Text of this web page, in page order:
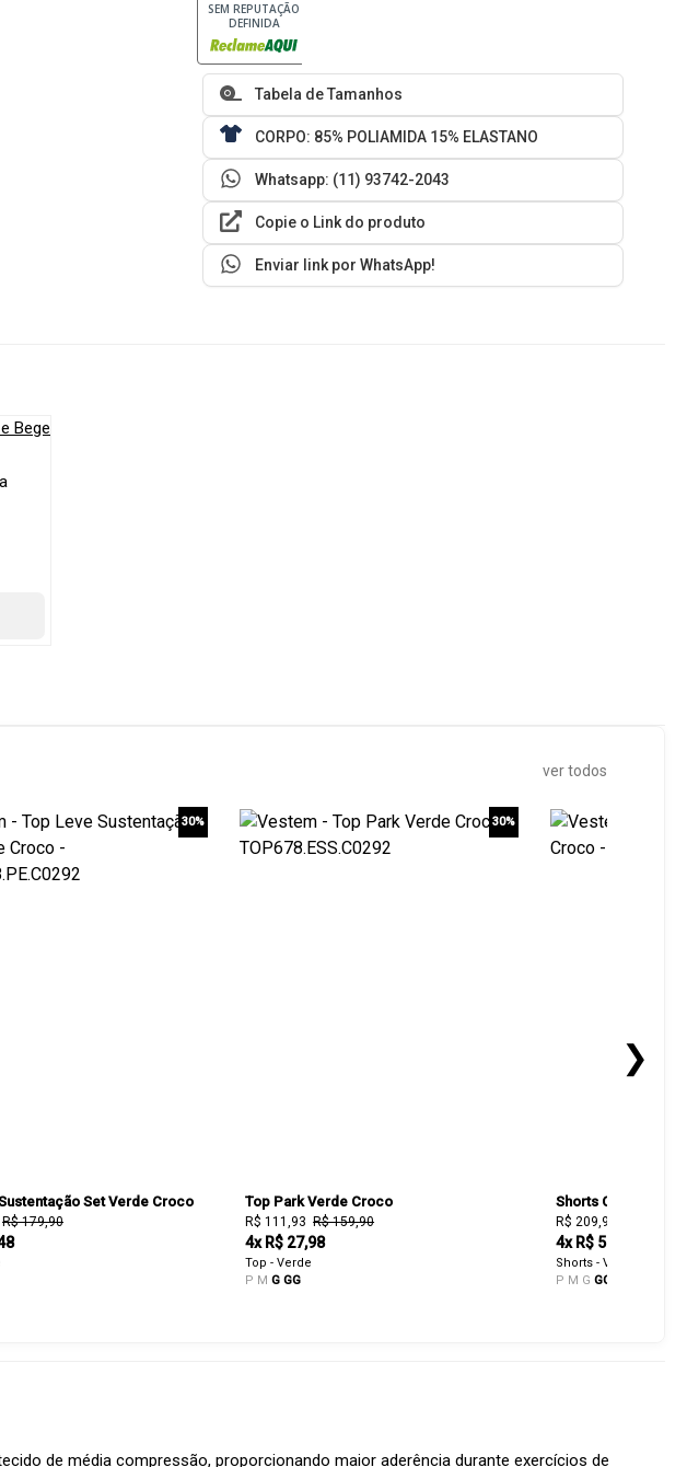
SEM REPUTAÇÃO
DEFINIDA
Tabela de Tamanhos
CORPO: 85% POLIAMIDA 15% ELASTANO
Whatsapp: (11) 93742-2043
Copie o Link do produto
Enviar link por WhatsApp!
ver todos
30%
Set Verde Croco
R$ 179,90
30%
Top Park Verde Croco
R$ 111,93 R$ 159,90
4x R$ 27,98
Top - Verde
P M G GG
Shorts Contrast
R$ 209,90
4x R$ 52,48
Shorts - Verde
P M G GG
❯
de média compressão, proporcionando maior aderência durante exercícios de